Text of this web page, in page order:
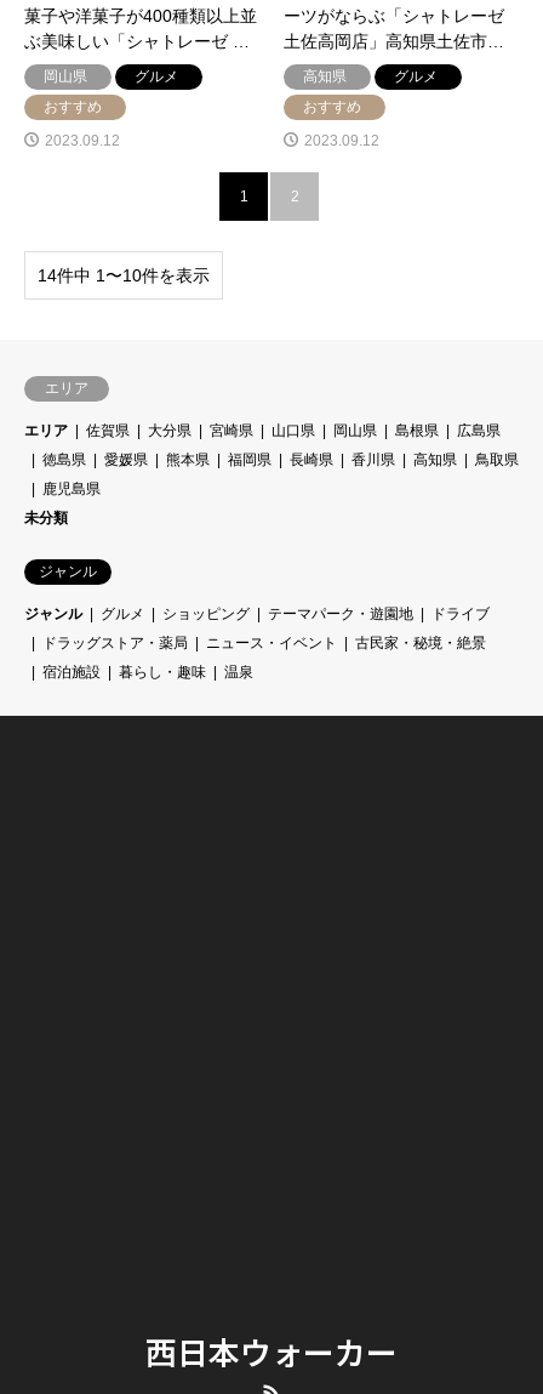
菓子や洋菓子が400種類以上並
ぶ美味しい「シャトレーゼ …
岡山県
グルメ
おすすめ
2023.09.12
ーツがならぶ「シャトレーゼ
土佐高岡店」高知県土佐市…
高知県
グルメ
おすすめ
2023.09.12
1 2
14件中 1〜10件を表示
エリア
エリア 佐賀県 大分県 宮崎県 山口県 岡山県 島根県
広島県
徳島県
愛媛県 熊本県 福岡県 長崎県 香川県 高知県
鳥取県
鹿児島県
未分類
ジャンル
ジャンル グルメ ショッピング テーマパーク・遊園地
ドライブ
ドラッグストア・薬局
ニュース・イベント
古民家・秘境・絶景
宿泊施設
暮らし・趣味 温泉
西日本ウォーカー